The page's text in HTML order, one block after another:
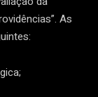
As